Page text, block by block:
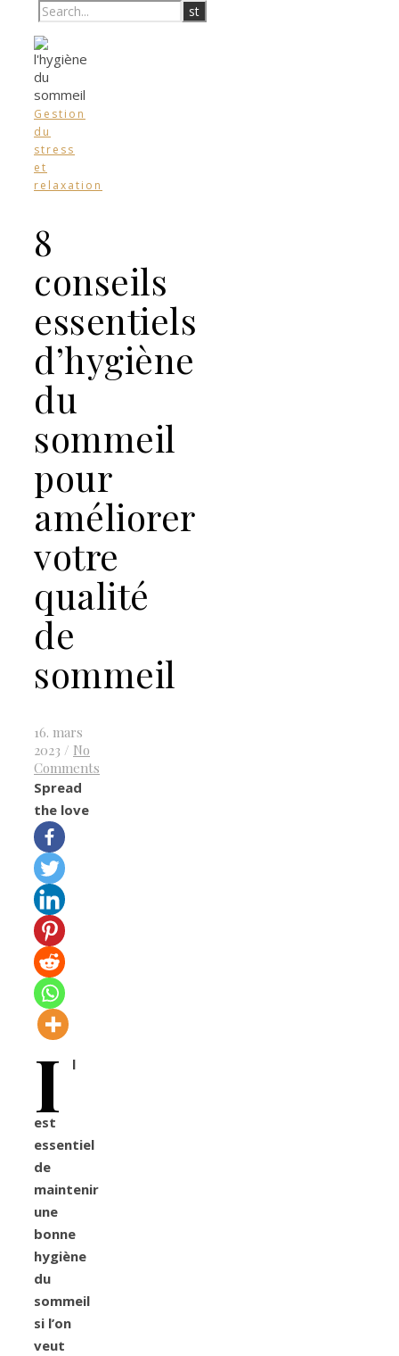
Gestion
du
stress
et
relaxation
8
conseils
essentiels
d’hygiène
du
sommeil
pour
améliorer
votre
qualité
de
sommeil
16. mars
2023 / No
Comments
Spread
the love
I l
est
essentiel
de
maintenir
une
bonne
hygiène
du
sommeil
si l’on
veut